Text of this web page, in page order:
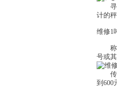
寻找
计的
维修1
称重
号或
传感
到600